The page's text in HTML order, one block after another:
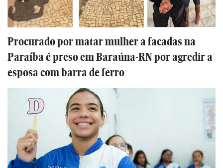
Procurado por matar mulher a facadas na
Paraíba é preso em Baraúna-RN por agredir a
esposa com barra de ferro